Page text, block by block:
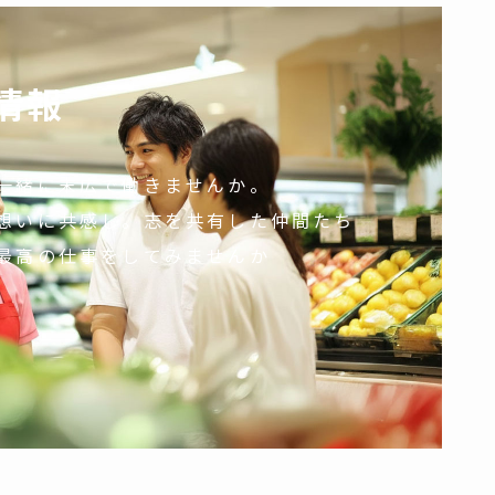
報
緒に末広で働きませんか。
いに共感し。志を共有した仲間たち
高の仕事をしてみませんか